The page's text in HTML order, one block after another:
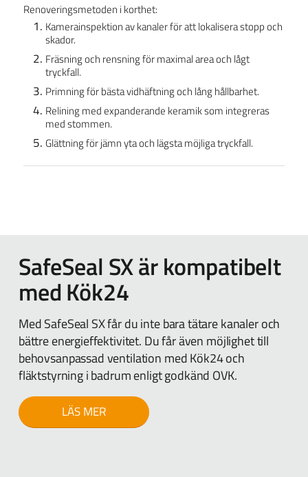
Renoveringsmetoden i korthet:
Kamerainspektion av kanaler för att lokalisera stopp och
skador.
Fräsning och rensning för maximal area och lågt
tryckfall.
Primning för bästa vidhäftning och lång hållbarhet.
Relining med expanderande keramik som integreras
med stommen.
Glättning för jämn yta och lägsta möjliga tryckfall.
SafeSeal SX är kompatibelt
med Kök24
Med SafeSeal SX får du inte bara tätare kanaler och
bättre energieffektivitet. Du får även möjlighet till
behovsanpassad ventilation med Kök24 och
fläktstyrning i badrum enligt godkänd OVK.
LÄS MER